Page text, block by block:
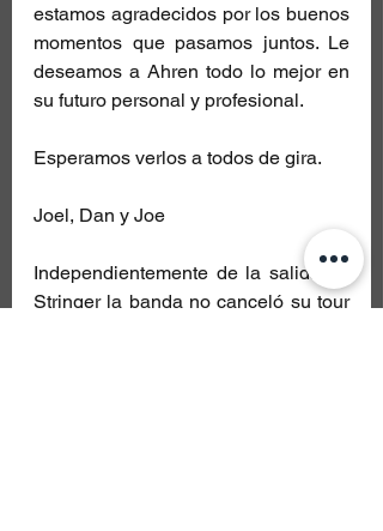
estamos agradecidos por los buenos
momentos que pasamos juntos. Le
deseamos a Ahren todo lo mejor en
su futuro personal y profesional.
Esperamos verlos a todos de gira.
Joel, Dan y Joe
Independientemente de la salida de
Stringer la banda no canceló su tour